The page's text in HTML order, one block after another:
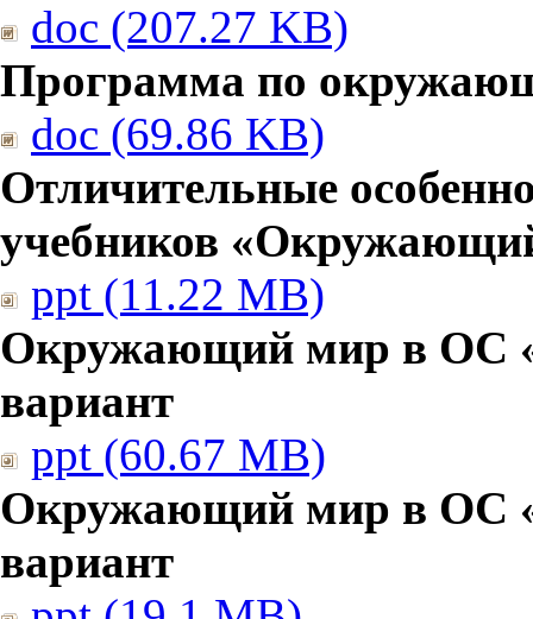
doc (207.27 KB)
Программа по
doc (69.86 KB)
Отличительные
учебников
ppt (11.22 MB)
Окружающий мир в ОС
вариант
ppt (60.67 MB)
Окружающий мир в ОС
вариант